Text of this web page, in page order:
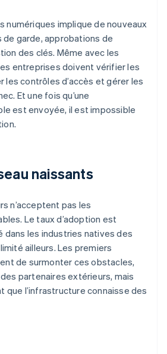
numériques implique de nouveaux
garde, approbations de
des clés. Même avec les
entreprises doivent vérifier les
les contrôles d’accès et gérer les
Et une fois qu’une
est envoyée, il est impossible
naissants
n’acceptent pas les
Le taux d’adoption est
dans les industries natives des
ailleurs. Les premiers
de surmonter ces obstacles,
partenaires extérieurs, mais
que l’infrastructure connaisse des